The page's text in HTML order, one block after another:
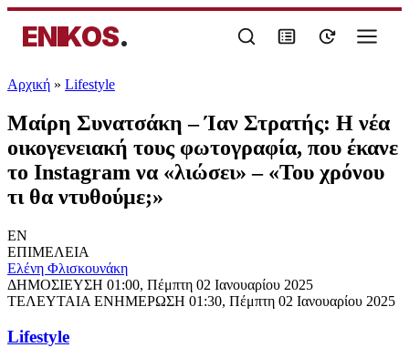
ENIKOS.
Αρχική » Lifestyle
Μαίρη Συνατσάκη – Ίαν Στρατής: Η νέα
οικογενειακή τους φωτογραφία, που έκανε
το Instagram να «λιώσει» – «Του χρόνου
τι θα ντυθούμε;»
EN
ΕΠΙΜΕΛΕΙΑ
Ελένη Φλισκουνάκη
ΔΗΜΟΣΙΕΥΣΗ 01:00, Πέμπτη 02 Ιανουαρίου 2025
ΤΕΛΕΥΤΑΙΑ ΕΝΗΜΕΡΩΣΗ 01:30, Πέμπτη 02 Ιανουαρίου 2025
Lifestyle